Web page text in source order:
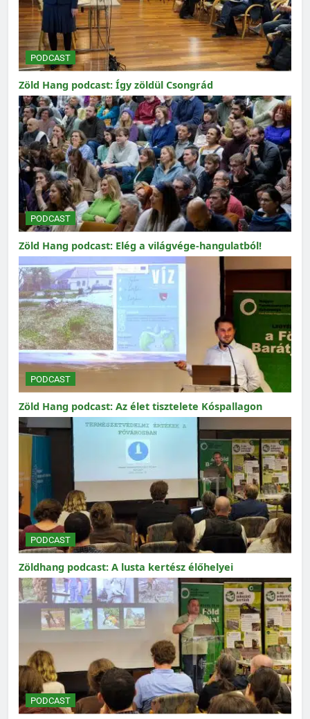
PODCAST
Zöld Hang podcast: Így zöldül Csongrád
PODCAST
Zöld Hang podcast: Elég a világvége-hangulatból!
PODCAST
Zöld Hang podcast: Az élet tisztelete Kóspallagon
PODCAST
Zöldhang podcast: A lusta kertész élőhelyei
PODCAST